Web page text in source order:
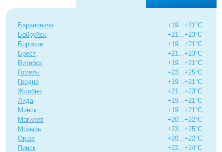
Барановичи
Бобруйск
Борисов
Брест
Витебск
Гомель
Гродно
Жлобин
Лида
Минск
Могилев
Мозырь
Орша
Пинск
+19...+21°C
+21...+23°C
+19...+21°C
+21...+23°C
+19...+21°C
+23...+25°C
+19...+21°C
+21...+23°C
+19...+21°C
+19...+21°C
+20...+22°C
+23...+25°C
+20...+22°C
+22...+24°C